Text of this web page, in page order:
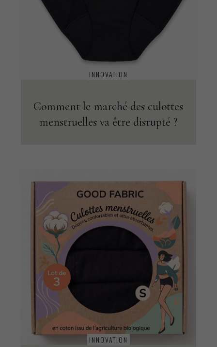
INNOVATION
Comment le marché des culottes
menstruelles va être disrupté ?
INNOVATION